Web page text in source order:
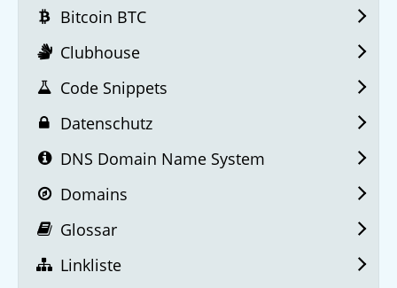
Bitcoin BTC
Clubhouse
Code Snippets
Datenschutz
DNS Domain Name System
Domains
Glossar
Linkliste